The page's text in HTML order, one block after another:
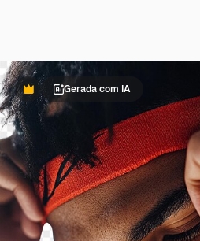
PremiumGerada com IA